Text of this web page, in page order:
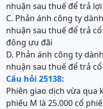
nhuận sau thuế để trả
C. Phản ánh công ty
nhuận sau thuế để trả
đông ưu đãi
D. Phản ánh công ty
nhuận sau thuế để trả
Câu hỏi 25138:
Phiên giao dịch vừa qua
phiếu M là 25.000 cổ